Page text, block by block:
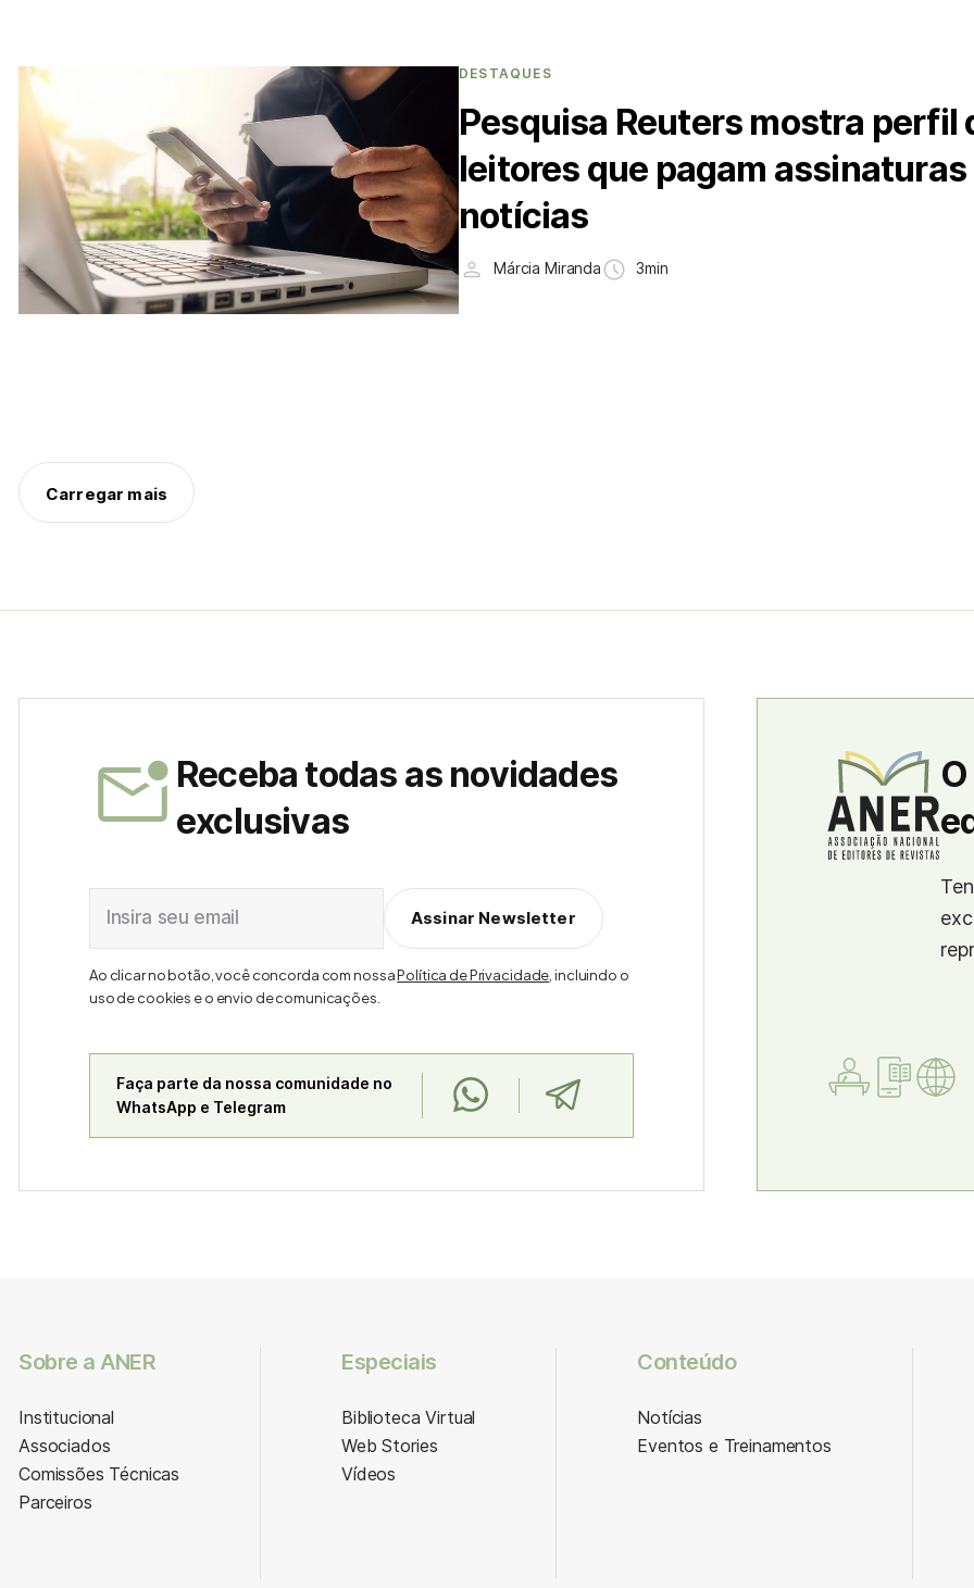
DESTAQUES
Pesquisa Reuters mostra perfil
leitores que pagam assinaturas
notícias
Márcia Miranda 3min
Carregar mais
Receba todas as novidades
exclusivas
Insira seu email Assinar Newsletter
Ao clicar no botão, você concorda com nossaPolítica de Privacidade , incluindo o
uso de cookies e o envio de comunicações.
Faça parte da nossa comunidade no
WhatsApp e Telegram
Sobre a ANER
Institucional
Associados
Comissões Técnicas
Parceiros
Especiais
Biblioteca Virtual
Web Stories
Vídeos
Conteúdo
Notícias
Eventos e Treinamentos